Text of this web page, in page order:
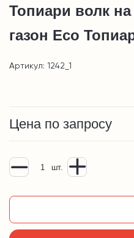
Топиари волк
газон Eco
Артикул: 1242_1
Цена по запросу
шт.